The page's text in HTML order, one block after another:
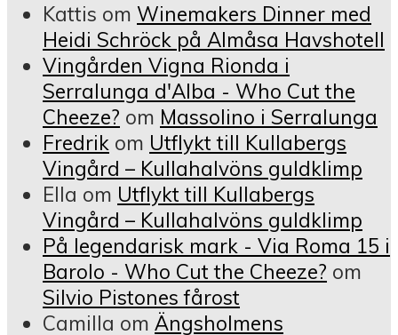
Kattis om Winemakers Dinner med
Heidi Schröck på Almåsa Havshotell
Vingården Vigna Rionda i
Serralunga d'Alba - Who Cut the
Cheeze? om Massolino i Serralunga
Fredrik om Utflykt till Kullabergs
Vingård – Kullahalvöns guldklimp
Ella om Utflykt till Kullabergs
Vingård – Kullahalvöns guldklimp
På legendarisk mark - Via Roma 15 i
Barolo - Who Cut the Cheeze? om
Silvio Pistones fårost
Camilla om Ängsholmens